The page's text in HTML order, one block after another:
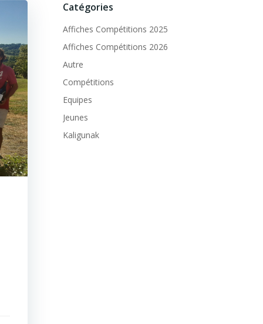
Catégories
Affiches Compétitions 2025
Affiches Compétitions 2026
Autre
Compétitions
Equipes
Jeunes
Kaligunak